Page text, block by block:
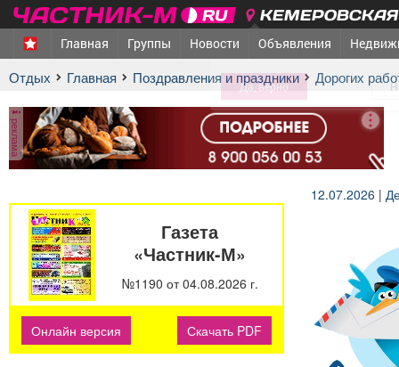
КЕМЕРОВСКАЯ
МЕЖДУРЕЧЕНСК - Ваш
Главная Группы Новости Объявления
Отдых Главная Поздравления и праздники дорогих
реклама
12.07.2026 |
Газета
«Частник-М»
№1190 от 04.08.2026 г.
Онлайн версия Скачать PDF